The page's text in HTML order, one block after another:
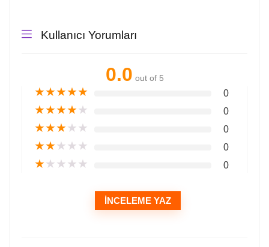
Kullanıcı Yorumları
0.0 out of 5
★★★★★ 0
★★★★★ 0
★★★★★ 0
★★★★★ 0
★★★★★ 0
İNCELEME YAZ